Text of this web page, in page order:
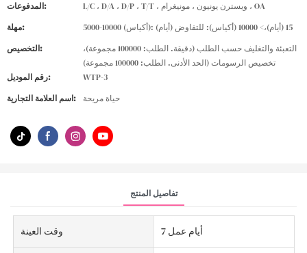
المدفوعات:
L/C ، D/A ، D/P ، T/T ، ويسترن يونيون ، مونيغرام ، OA
مهلة:
5000-10000 (أكياس): 15 (أيام)،> 10000 (أكياس): للتفاوض (أيام)
التخصيص:
التعبئة والتغليف حسب الطلب (دقيقة. الطلب: 100000 مجموعة)،
تخصيص الرسومات (الحد الأدنى. الطلب: 100000 مجموعة)
رقم الموديل:
WTP-3
اسم العلامة التجارية:
حياة مريحة
تفاصيل المنتج
وقت العينة 7 أيام عمل